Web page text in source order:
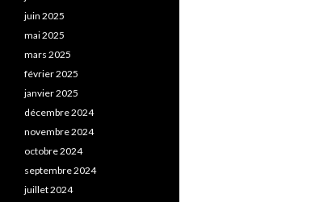
juin 2025
mai 2025
mars 2025
février 2025
janvier 2025
décembre 2024
novembre 2024
octobre 2024
septembre 2024
juillet 2024